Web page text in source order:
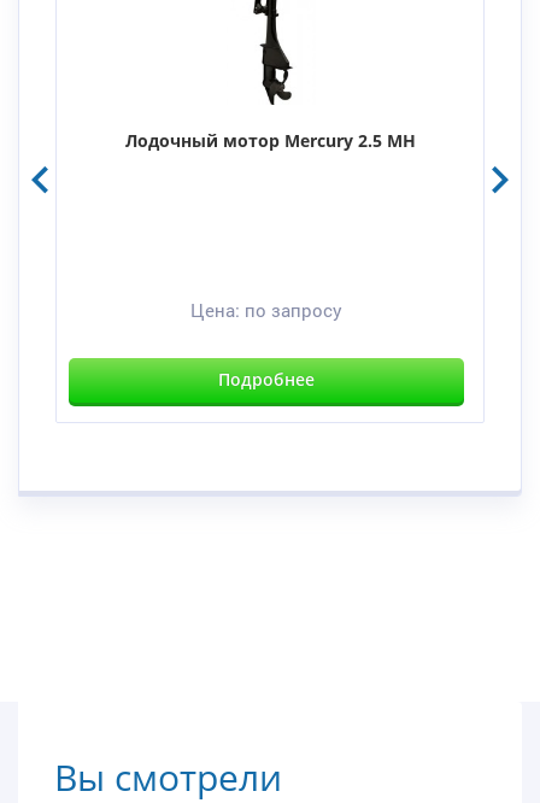
Лодочный мотор Mercury 2.5 MH
Цена: по запросу
Подробнее
Вы смотрели